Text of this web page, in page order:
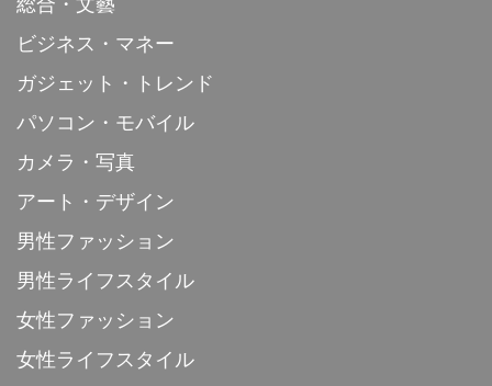
ビジネス・マネー
ガジェット・トレンド
パソコン・モバイル
カメラ・写真
アート・デザイン
男性ファッション
男性ライフスタイル
女性ファッション
女性ライフスタイル